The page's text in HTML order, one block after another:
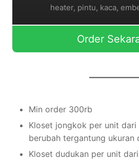
heater, pintu, kaca,
Order
Min order 300rb
Kloset jongkok per unit
berubah tergantung ukuran
Kloset dudukan per unit